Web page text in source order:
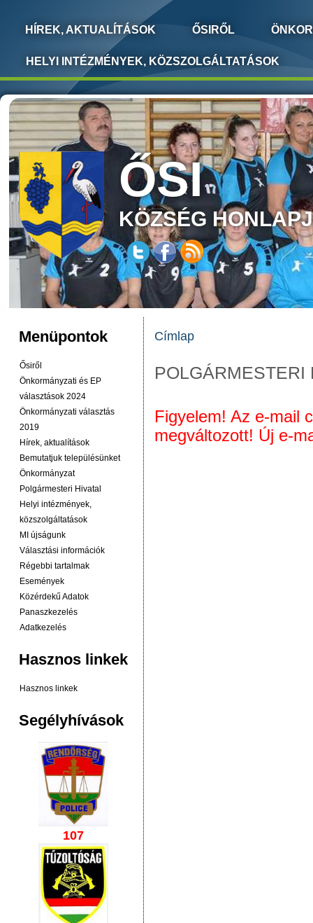
HÍREK, AKTUALÍTÁSOK ŐSIRŐL
HELYI INTÉZMÉNYEK, KÖZSZOLGÁLTATÁSOK
ŐSI
KÖZSÉG
Menüpontok
Ősiről
Önkormányzati és EP
választások 2024
Önkormányzati választás
2019
Hírek, aktualítások
Bemutatjuk településünket
Önkormányzat
Polgármesteri Hivatal
Helyi intézmények,
közszolgáltatások
MI újságunk
Választási információk
Régebbi tartalmak
Események
Közérdekű Adatok
Panaszkezelés
Adatkezelés
Hasznos linkek
Hasznos linkek
Segélyhívások
107
JELENLEGI HELY
Címlap
POLGÁRMESTERI
Figyelem! Az e-mail
megváltozott! Új e-